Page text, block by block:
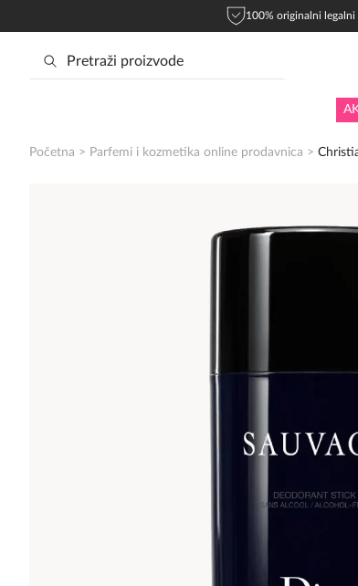
100% originalni legalni
Početna > Parfemi i kozmetika online prodavnica >